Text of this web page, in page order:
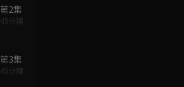
第2集
45分鐘
第3集
45分鐘